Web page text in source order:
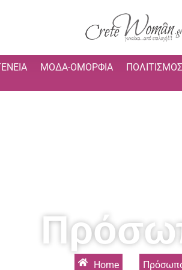
ΜΌΔΑ-ΟΜΟΡΦΙΆ ΠΟΛΙΤΙΣΜΌΣ
Home